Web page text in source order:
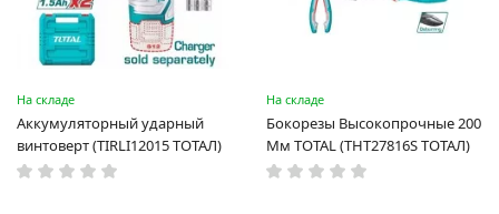
На складе
Аккумуляторный ударный
винтоверт (TIRLI12015 ТОТАЛ)
На складе
Бокорезы Высокопрочные 200
Мм TOTAL (THT27816S ТОТАЛ)